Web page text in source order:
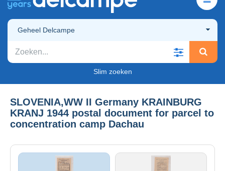
Geheel Delcampe
Slim zoeken
SLOVENIA,WW II Germany KRAINBURG
KRANJ 1944 postal document for parcel to
concentration camp Dachau